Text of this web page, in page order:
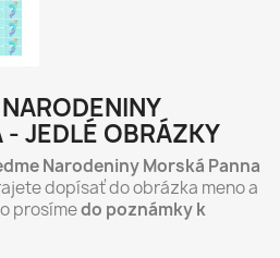
JEDLÉ OBRÁZKY
Narodeniny Morská Panna
dopísať do obrázka meno a
prosímedo poznámky k